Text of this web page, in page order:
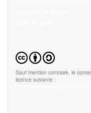
Sauf mention contraire, le
licence suivante :